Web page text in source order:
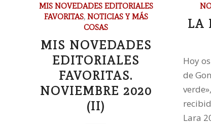
MIS NOVEDADES EDITORIALES
FAVORITAS, NOTICIAS Y MÁS
COSAS
MIS NOVEDADES
EDITORIALES
FAVORITAS.
NOVIEMBRE 2020
(II)
LA
Hoy
de
Lara